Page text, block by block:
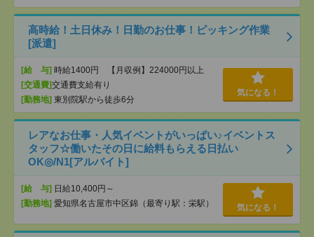
高時給！土日休み！日勤のお仕事！ピッキング作業
[派遣]
[給 与] 時給1400円 【月収例】224000円以上
[交通費]交通費支給有り
[勤務地] 東別院駅から徒歩6分
気になる！
レアなお仕事・人気イベントがいっぱい♪イベントス
タッフ☆働いたその日に給料もらえる日払い
OK◎/N1[アルバイト]
[給 与] 日給10,400円～
[勤務地] 愛知県名古屋市中区錦（最寄り駅：栄駅） 気になる！